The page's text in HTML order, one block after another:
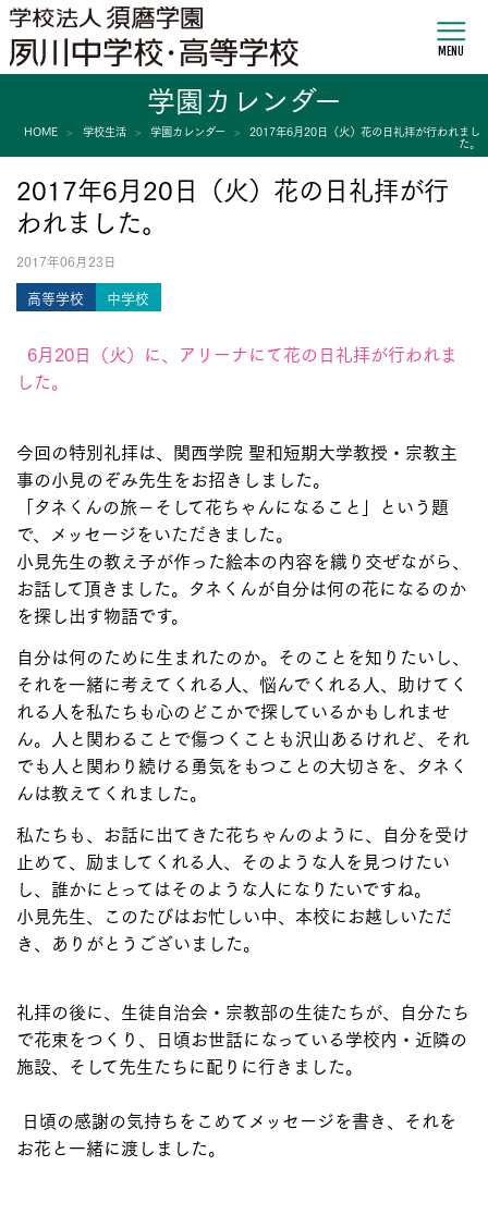
MENU
学園カレンダー
HOME 学校生活 学園カレンダー 2017年6月20日（火）花の日礼拝が行われまし
た。
2017年6月20日（火）花の日礼拝が行
われました。
2017年06月23日
高等学校 中学校
6月20日（火）に、アリーナにて花の日礼拝が行われま
した。
今回の特別礼拝は、関西学院 聖和短期大学教授・宗教主
事の小見のぞみ先生をお招きしました。
「タネくんの旅－そして花ちゃんになること」という題
で、メッセージをいただきました。
小見先生の教え子が作った絵本の内容を織り交ぜながら、
お話して頂きました。タネくんが自分は何の花になるのか
を探し出す物語です。
自分は何のために生まれたのか。そのことを知りたいし、
それを一緒に考えてくれる人、悩んでくれる人、助けてく
れる人を私たちも心のどこかで探しているかもしれませ
ん。人と関わることで傷つくことも沢山あるけれど、それ
でも人と関わり続ける勇気をもつことの大切さを、タネく
んは教えてくれました。
私たちも、お話に出てきた花ちゃんのように、自分を受け
止めて、励ましてくれる人、そのような人を見つけたい
し、誰かにとってはそのような人になりたいですね。
小見先生、このたびはお忙しい中、本校にお越しいただ
き、ありがとうございました。
礼拝の後に、生徒自治会・宗教部の生徒たちが、自分たち
で花束をつくり、日頃お世話になっている学校内・近隣の
施設、そして先生たちに配りに行きました。
日頃の感謝の気持ちをこめてメッセージを書き、それを
お花と一緒に渡しました。